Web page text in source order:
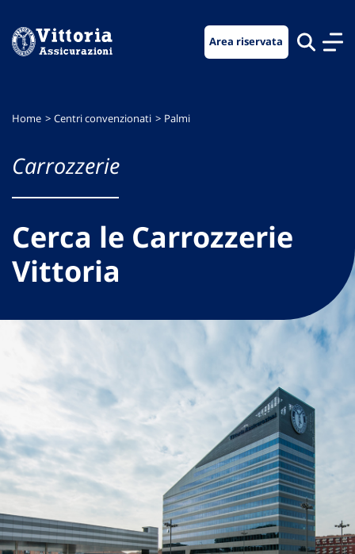
menu
contenuto
footer
Area riservata
Home Centri convenzionati Palmi
Carrozzerie
Cerca le Carrozzerie
Vittoria